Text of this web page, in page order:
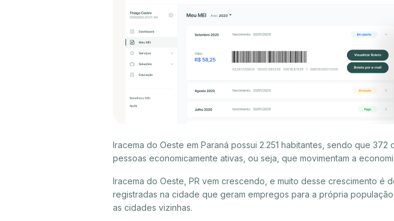
Iracema do Oeste em Paraná possui 2.251 habitantes, sendo que 372
pessoas economicamente ativas, ou seja, que movimentam a
Iracema do Oeste, PR vem crescendo, e muito desse crescimento é
registradas na cidade que geram empregos para a própria
as cidades vizinhas.